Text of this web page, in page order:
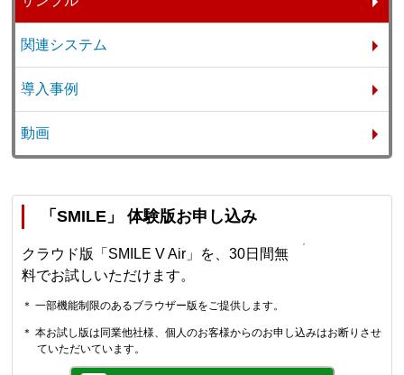
関連システム
導入事例
動画
「SMILE」 体験版お申し込み
クラウド版「SMILE V Air」を、30日間無
料でお試しいただけます。
＊ 一部機能制限のあるブラウザー版をご提供します。
＊ 本お試し版は同業他社様、個人のお客様からのお申し込みはお断りさせ
ていただいています。